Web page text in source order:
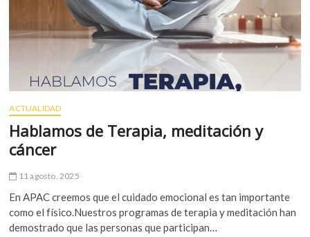
ACTUALIDAD
Hablamos de Terapia, meditación y
cáncer
11 agosto, 2025
En APAC creemos que el cuidado emocional es tan importante
como el físico.Nuestros programas de terapia y meditación han
demostrado que las personas que participan…